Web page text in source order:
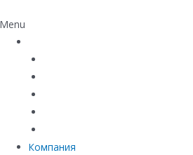
Menu
Компания